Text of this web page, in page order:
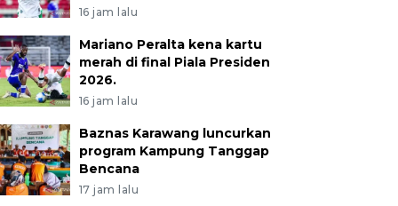
16 jam lalu
Mariano Peralta kena kartu
merah di final Piala Presiden
2026.
16 jam lalu
Baznas Karawang luncurkan
program Kampung Tanggap
Bencana
17 jam lalu